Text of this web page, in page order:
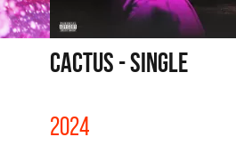
CACTUS - SINGLE
2024